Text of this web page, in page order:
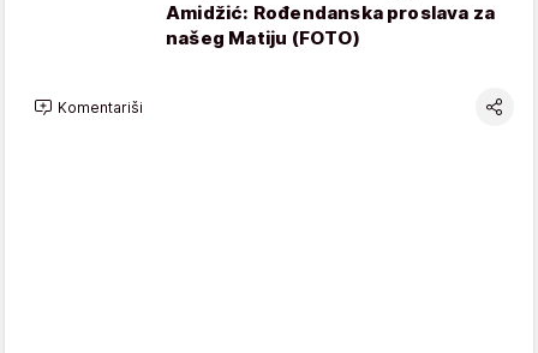
Amidžić: Rođendanska proslava za
našeg Matiju (FOTO)
Komentariši